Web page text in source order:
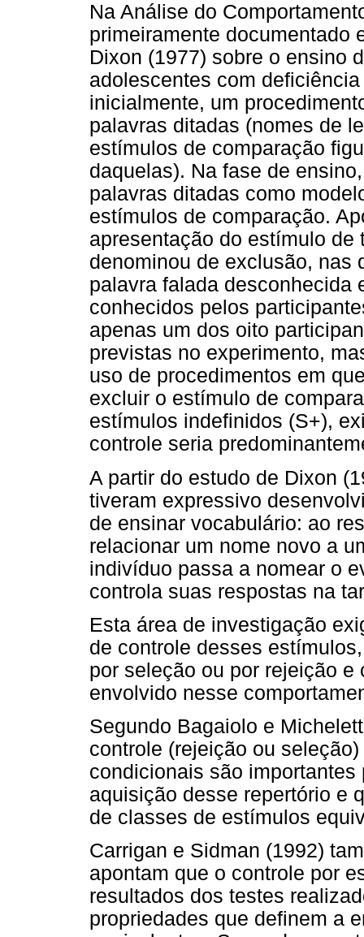
Na Análise do
primeiramente documentado
Dixon (1977) sobre o ensino
adolescentes com
inicialmente, um
palavras ditadas (nomes de
estímulos de comparação
daquelas). Na fase de
palavras ditadas como
estímulos de comparação.
apresentação do estímulo
denominou de exclusão, nas
palavra falada desconhecida
conhecidos pelos
apenas um dos oito
previstas no experimento,
uso de procedimentos em
excluir o estímulo de
estímulos indefinidos (S+),
controle seria
A partir do estudo de Dixon
tiveram expressivo
de ensinar vocabulário: ao
relacionar um nome novo a
indivíduo passa a nomear o
controla suas respostas na
Esta área de investigação
de controle desses
por seleção ou por rejeição
envolvido nesse
Segundo Bagaiolo e
controle (rejeição ou
condicionais são
aquisição desse repertório e
de classes de estímulos
Carrigan e Sidman (1992)
apontam que o controle por
resultados dos testes
propriedades que definem a